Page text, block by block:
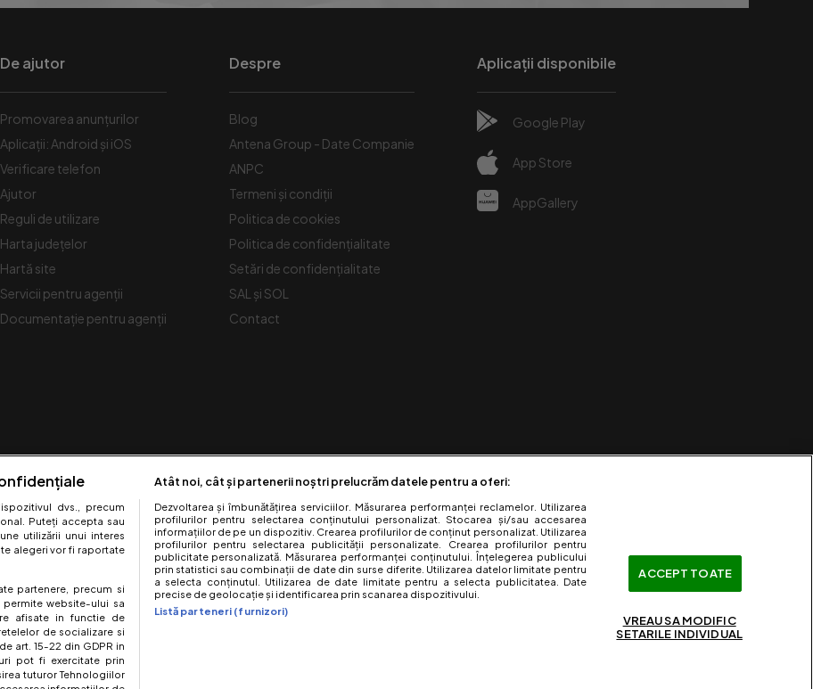
De ajutor
Promovarea anunțurilor
Aplicații: Android și iOS
Verificare telefon
Ajutor
Reguli de utilizare
Harta județelor
Hartă site
Servicii pentru agenții
Documentație pentru agenții
Despre
Blog
Antena Group - Date Companie
ANPC
Termeni și condiții
Politica de cookies
Politica de confidențialitate
Setări de confidențialitate
SAL și SOL
Contact
Aplicații disponibile
Google Play
App Store
AppGallery
Urmărește-ne pe:
site este creat si administrat de Digital Antena Group. Toate drepturile rezervate.
dvs., precum
Puteți accepta sau
utilizării unui interes
alegeri vor fi raportate
partenere, precum si
website-ului sa
afisate in functie de
de socializare si
art. 15-22 din GDPR in
pot fi exercitate prin
tuturor Tehnologiilor
Atât noi, cât și partenerii noștri prelucrăm datele pentru a oferi:
Dezvoltarea și îmbunătățirea serviciilor. Măsurarea performanței reclamelor. Utilizarea
profilurilor pentru selectarea conținutului personalizat. Stocarea și/sau accesarea
informațiilor de pe un dispozitiv. Crearea profilurilor de conținut personalizat. Utilizarea
profilurilor pentru selectarea publicității personalizate. Crearea profilurilor pentru
publicitate personalizată. Măsurarea performanței conținutului. Înțelegerea publicului
prin statistici sau combinații de date din surse diferite. Utilizarea datelor limitate pentru
a selecta conținutul. Utilizarea de date limitate pentru a selecta publicitatea. Date
precise de geolocație și identificarea prin scanarea dispozitivului.
Listă parteneri (furnizori)
ACCEPT TOATE
VREAU SA MODIFIC
SETARILE INDIVIDUAL